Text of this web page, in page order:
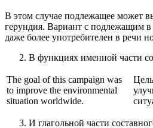
В этом случае подлежащее может
герундия. Вариант с подлежащим в
даже более употребителен в речи
В функциях именной части
The goal of this campaign was
to improve the environmental
situation worldwide.
И глагольной части